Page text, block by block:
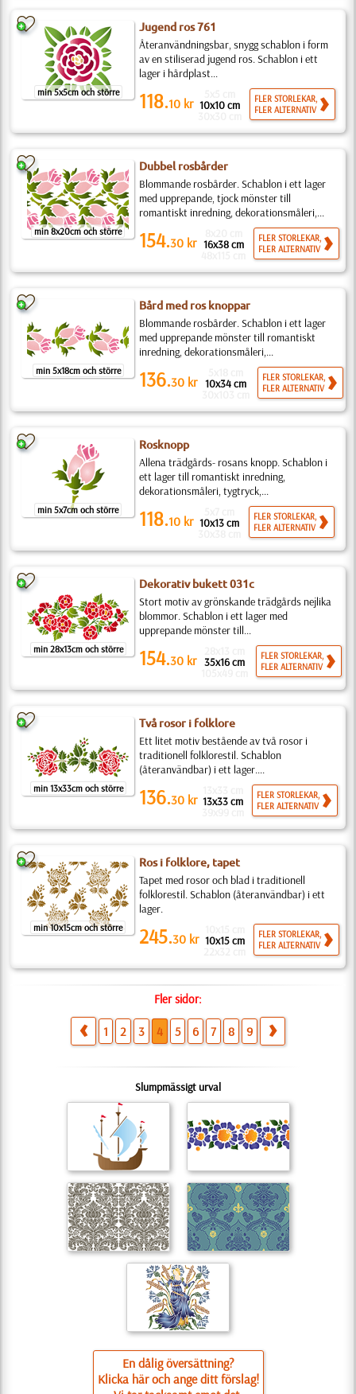
min 5x5cm och större
Jugend ros 761
Återanvändningsbar, snygg schablon i form
av en stiliserad jugend ros. Schablon i ett
lager i hårdplast...
118.10 kr 10x10 cm
FLER STORLEKAR,
FLER ALTERNATIV
min 8x20cm och större
Dubbel rosbårder
Blommande rosbårder. Schablon i ett lager
med upprepande, tjock mönster till
romantiskt inredning, dekorationsmåleri,...
154.30 kr 16x38 cm
FLER STORLEKAR,
FLER ALTERNATIV
min 5x18cm och större
Bård med ros knoppar
Blommande rosbårder. Schablon i ett lager
med upprepande mönster till romantiskt
inredning, dekorationsmåleri,...
136.30 kr 10x34 cm
FLER STORLEKAR,
FLER ALTERNATIV
min 5x7cm och större
Rosknopp
Allena trädgårds- rosans knopp. Schablon i
ett lager till romantiskt inredning,
dekorationsmåleri, tygtryck,...
118.10 kr 10x13 cm
FLER STORLEKAR,
FLER ALTERNATIV
min 28x13cm och större
Dekorativ bukett 031c
Stort motiv av grönskande trädgårds nejlika
blommor. Schablon i ett lager med
upprepande mönster till...
154.30 kr 35x16 cm
FLER STORLEKAR,
FLER ALTERNATIV
min 13x33cm och större
Två rosor i folklore
Ett litet motiv bestående av två rosor i
traditionell folklorestil. Schablon
(återanvändbar) i ett lager....
136.30 kr 13x33 cm
FLER STORLEKAR,
FLER ALTERNATIV
min 10x15cm och större
Ros i folklore, tapet
Tapet med rosor och blad i traditionell
folklorestil. Schablon (återanvändbar) i ett
lager.
245.30 kr 10x15 cm
FLER STORLEKAR,
FLER ALTERNATIV
Fler sidor:
1 2 3 4 5 6 7 8 9
Slumpmässigt urval
En dålig översättning?
Klicka här och ange ditt förslag!